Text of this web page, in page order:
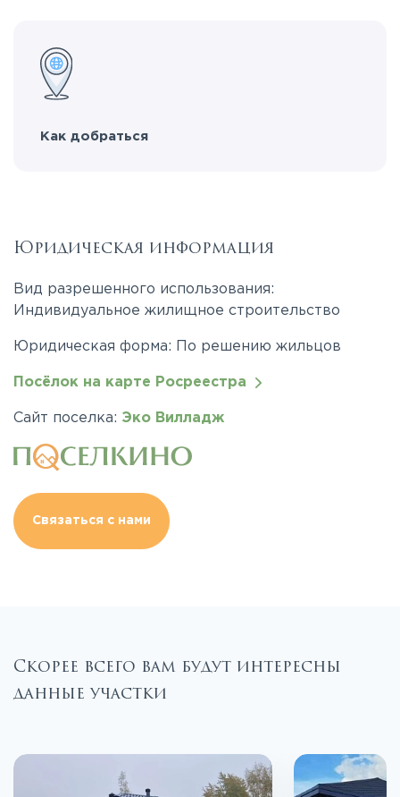
Как добраться
Юридическая информация
Вид разрешенного использования:
Индивидуальное жилищное строительство
Юридическая форма: По решению жильцов
Посёлок на карте Росреестра
Сайт поселка: Эко Вилладж
Связаться с нами
Скорее всего вам будут интересны
данные участки